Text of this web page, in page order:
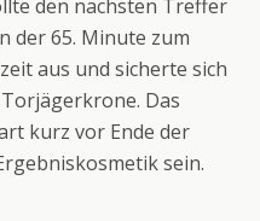
den nächsten Treffer
der 65. Minute zum
aus und sicherte sich
Das
kurz vor Ende der
sein.